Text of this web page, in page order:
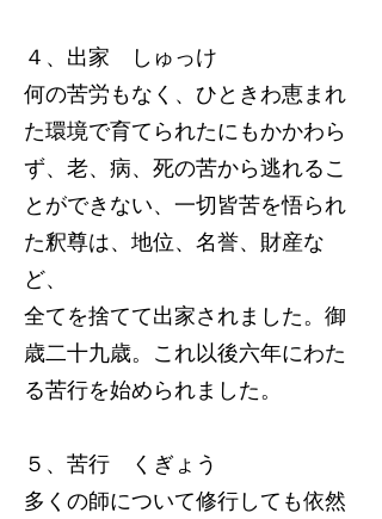
４、出家 しゅっけ
何の苦労もなく、ひときわ恵まれ
た環境で育てられたにもかかわら
ず、老、病、死の苦から逃れるこ
とができない、一切皆苦を悟られ
た釈尊は、地位、名誉、財産な
ど、
全てを捨てて出家されました。御
歳二十九歳。これ以後六年にわた
る苦行を始められました。
５、苦行 くぎょう
多くの師について修行しても依然